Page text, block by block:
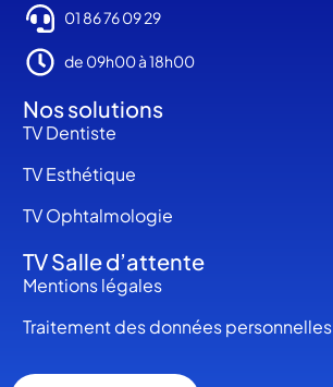
01 86 76 09 29
de 09h00 à 18h00
Nos solutions
TV Dentiste
TV Esthétique
TV Ophtalmologie
TV Salle d’attente
Mentions légales
Traitement des données personnelles